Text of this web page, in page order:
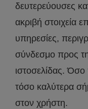
δευτερεύουσες
ακριβή στοιχεία
υπηρεσίες,
σύνδεσμο προς
ιστοσελίδας.
τόσο καλύτερα
στον χρήστη.